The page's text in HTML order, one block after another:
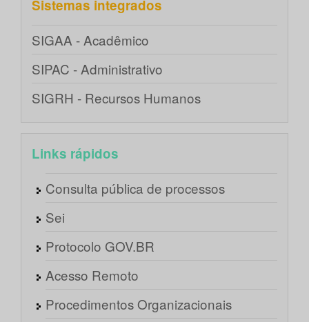
Sistemas integrados
SIGAA - Acadêmico
SIPAC - Administrativo
SIGRH - Recursos Humanos
Links rápidos
Consulta pública de processos
Sei
Protocolo GOV.BR
Acesso Remoto
Procedimentos Organizacionais